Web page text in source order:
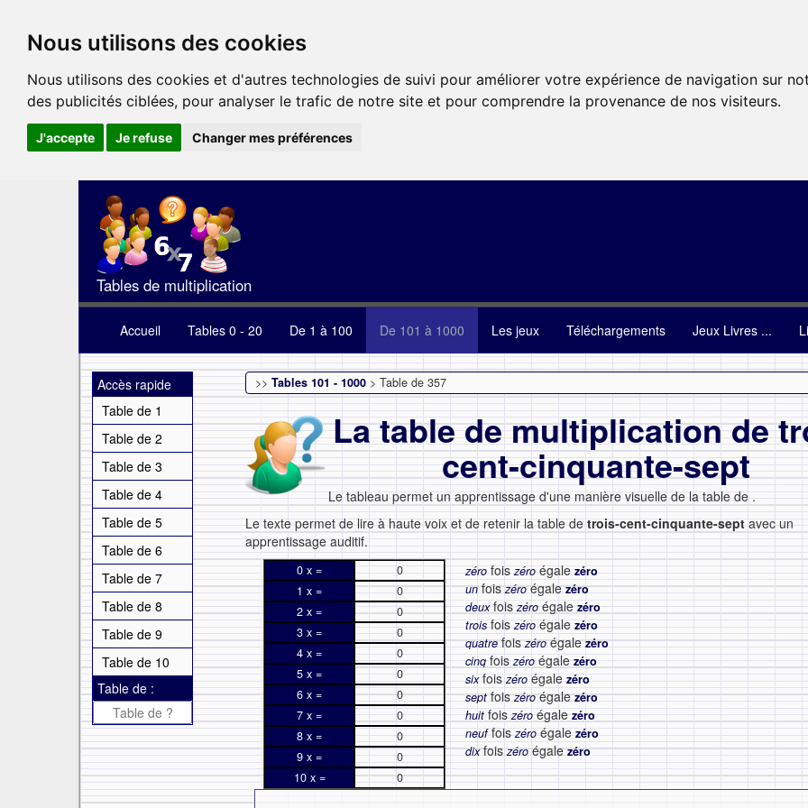
Nous utilisons des cookies
Nous utilisons des cookies et d'autres technologies de suivi pour améliorer votre expérience de navigation sur
des publicités ciblées, pour analyser le trafic de notre site et pour comprendre la provenance de nos visiteurs.
J'accepte Je refuse Changer mes préférences
Tables de multiplication
Accueil Tables 0 - 20 De 1 à 100 De 101 à 1000 Les jeux Téléchargements Jeux Livres ...
Accès rapide
Table de 1
Table de 2
Table de 3
Table de 4
Table de 5
Table de 6
Table de 7
Table de 8
Table de 9
Table de 10
Table de :
>> Tables 101 - 1000 > Table de 357
La table de multiplication de
cent-cinquante-sept
Le tableau permet un apprentissage d'une manière visuelle de la table de .
Le texte permet de lire à haute voix et de retenir la table de trois-cent-cinquante-sept avec un
apprentissage auditif.
0 x =
0
1 x =
0
2 x =
0
3 x =
0
4 x =
0
5 x =
0
6 x =
0
7 x =
0
8 x =
0
9 x =
0
10 x =
0
zéro foiszéro égale zéro
unfoiszéroégalezéro
deuxfoiszéro égale zéro
trois foiszéro égale zéro
quatrefoiszéroégalezéro
cinq foiszéro égale zéro
sixfoiszéro égale zéro
septfoiszéroégalezéro
huit foiszéro égale zéro
neuffoiszéro égale zéro
dixfoiszéroégalezéro